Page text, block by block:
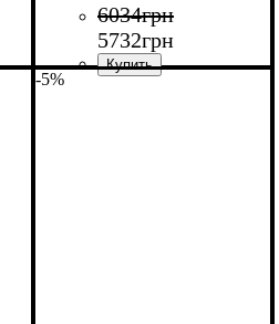
6034грн
5732грн
-5%